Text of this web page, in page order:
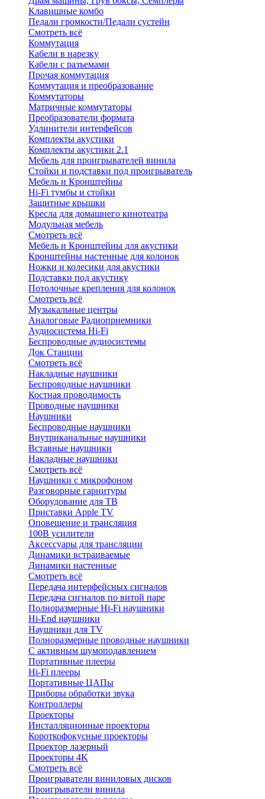
Клавишные комбо
Педали громкости/Педали сустейн
Смотреть всё
Коммутация
Кабели в нарезку
Кабели с разъемами
Прочая коммутация
Коммутация и преобразование
Коммутаторы
Матричные коммутаторы
Преобразователи формата
Удлинители интерфейсов
Комплекты акустики
Комплекты акустики 2.1
Мебель для проигрывателей винила
Стойки и подставки под проигрыватель
Мебель и Кронштейны
Hi-Fi тумбы и стойки
Защитные крышки
Кресла для домашнего кинотеатра
Модульная мебель
Смотреть всё
Мебель и Кронштейны для акустики
Кронштейны настенные для колонок
Ножки и колесики для акустики
Подставки под акустику
Потолочные крепления для колонок
Смотреть всё
Музыкальные центры
Аналоговые Радиоприемники
Аудиосистема Hi-Fi
Беспроводные аудиосистемы
Док Станции
Смотреть всё
Накладные наушники
Беспроводные наушники
Костная проводимость
Проводные наушники
Наушники
Беспроводные наушники
Внутриканальные наушники
Вставные наушники
Накладные наушники
Смотреть всё
Наушники с микрофоном
Разговорные гарнитуры
Оборудование для ТВ
Приставки Apple TV
Оповещение и трансляция
100В усилители
Аксессуары для трансляции
Динамики встраиваемые
Динамики настенные
Смотреть всё
Передача интерфейсных сигналов
Передача сигналов по витой паре
Полноразмерные Hi-Fi наушники
Hi-End наушники
Наушники для TV
Полноразмерные проводные наушники
С активным шумоподавлением
Портативные плееры
Hi-Fi плееры
Портативные ЦАПы
Приборы обработки звука
Контроллеры
Проекторы
Инсталляционные проекторы
Короткофокусные проекторы
Проектор лазерный
Проекторы 4K
Смотреть всё
Проигрыватели виниловых дисков
Проигрыватели винила